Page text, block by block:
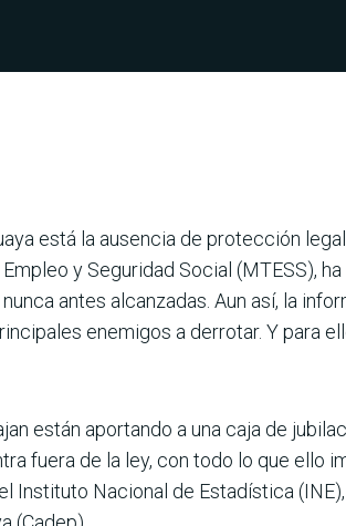
está la ausencia de protección legal
y Seguridad Social (MTESS), ha
antes alcanza­das. Aun así, la
ene­migos a derrotar. Y para
están aportando a una caja de
fuera de la ley, con todo lo que ello
Instituto Nacio­nal de Estadística